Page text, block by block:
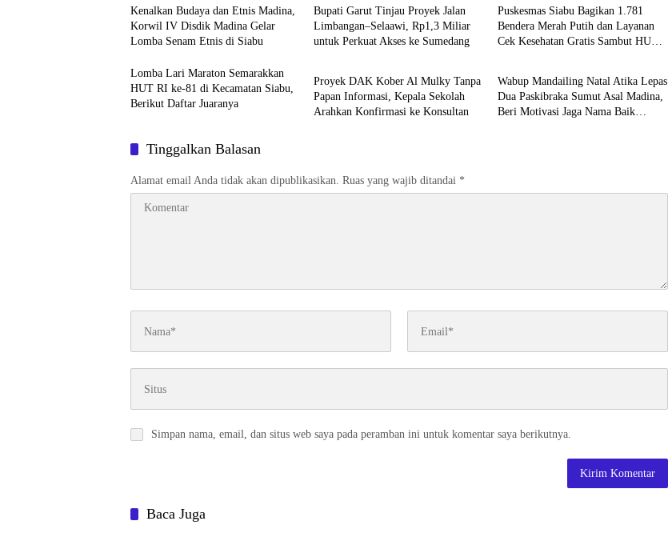
Kenalkan Budaya dan Etnis Madina,
Korwil IV Disdik Madina Gelar
Lomba Senam Etnis di Siabu
Bupati Garut Tinjau Proyek Jalan
Limbangan–Selaawi, Rp1,3 Miliar
untuk Perkuat Akses ke Sumedang
Puskesmas Siabu Bagikan 1.781
Bendera Merah Putih dan Layanan
Cek Kesehatan Gratis Sambut HUT
Lomba Lari Maraton Semarakkan
HUT RI ke-81 di Kecamatan Siabu,
Berikut Daftar Juaranya
Proyek DAK Kober Al Mulky Tanpa
Papan Informasi, Kepala Sekolah
Arahkan Konfirmasi ke Konsultan
Wabup Mandailing Natal Atika Lepas
Dua Paskibraka Sumut Asal Madina,
Beri Motivasi Jaga Nama Baik
Tinggalkan Balasan
Alamat email Anda tidak akan dipublikasikan. Ruas yang wajib ditandai *
Simpan nama, email, dan situs web saya pada peramban ini untuk komentar saya berikutnya.
Baca Juga